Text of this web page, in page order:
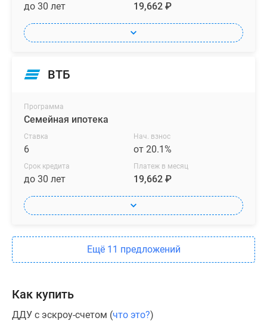
до 30 лет 19,662 ₽
ВТБ
Программа
Семейная ипотека
Ставка
6
Нач. взнос
от 20.1%
Срок кредита
до 30 лет
Платеж в месяц
19,662 ₽
Ещё 11 предложений
Как купить
ДДУ с эскроу-счетом (что это?)